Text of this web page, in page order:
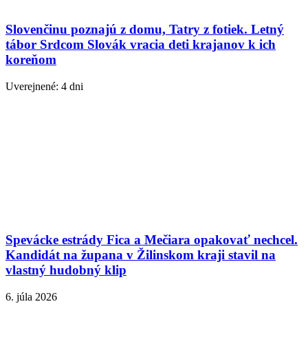
Slovenčinu poznajú z domu, Tatry z fotiek. Letný
tábor Srdcom Slovák vracia deti krajanov k ich
koreňom
Uverejnené: 4 dni
Spevácke estrády Fica a Mečiara opakovať nechcel.
Kandidát na župana v Žilinskom kraji stavil na
vlastný hudobný klip
6. júla 2026